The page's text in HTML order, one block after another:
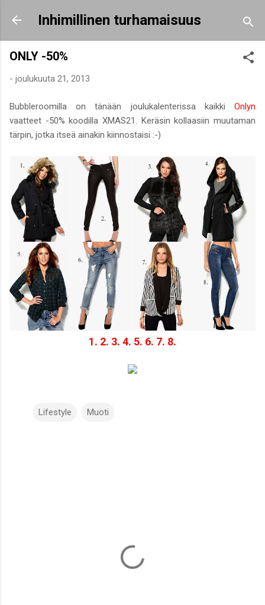
Siirry pääsisältöön
Inhimillinen turhamaisuus
ONLY -50%
- joulukuuta 21, 2013
Bubbleroomilla on tänään joulukalenterissa kaikki Onlyn
vaatteet -50% koodilla XMAS21. Keräsin kollaasiin muutaman
tärpin, jotka itseä ainakin kiinnostaisi :-)
1. 2. 3. 4. 5. 6. 7. 8.
Lifestyle Muoti